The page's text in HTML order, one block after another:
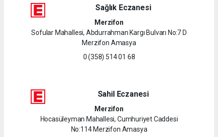
Sağlık Eczanesi
Merzifon
Sofular Mahallesi, Abdurrahman Kargı Bulvarı No:7 D
Merzifon Amasya
0 (358) 514 01 68
Sahil Eczanesi
Merzifon
Hocasüleyman Mahallesi, Cumhuriyet Caddesi
No:114 Merzifon Amasya